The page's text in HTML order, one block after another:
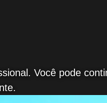
Você pode